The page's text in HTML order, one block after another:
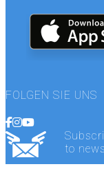
FOLGEN SIE UNS
to